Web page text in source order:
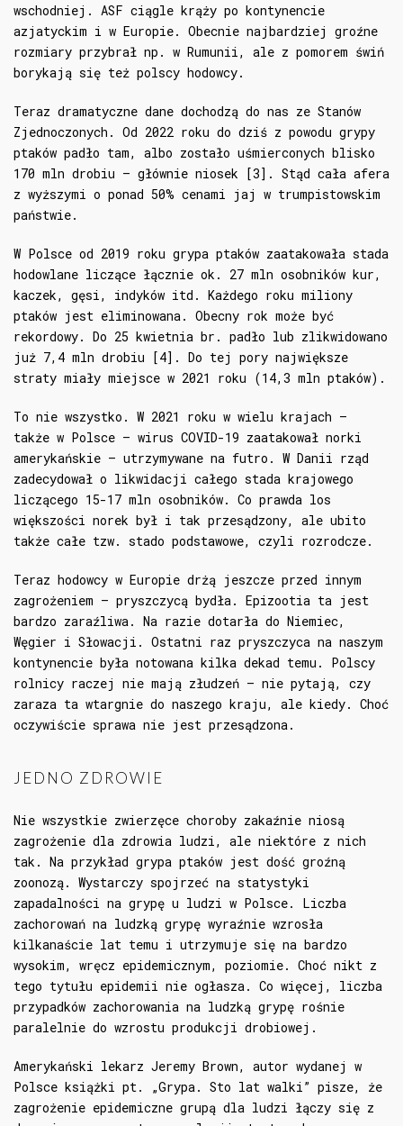
wschodniej. ASF ciągle krąży po kontynencie
azjatyckim i w Europie. Obecnie najbardziej groźne
rozmiary przybrał np. w Rumunii, ale z pomorem świń
borykają się też polscy hodowcy.
Teraz dramatyczne dane dochodzą do nas ze Stanów
Zjednoczonych. Od 2022 roku do dziś z powodu grypy
ptaków padło tam, albo zostało uśmierconych blisko
170 mln drobiu – głównie niosek [3]. Stąd cała afera
z wyższymi o ponad 50% cenami jaj w trumpistowskim
państwie.
W Polsce od 2019 roku grypa ptaków zaatakowała stada
hodowlane liczące łącznie ok. 27 mln osobników kur,
kaczek, gęsi, indyków itd. Każdego roku miliony
ptaków jest eliminowana. Obecny rok może być
rekordowy. Do 25 kwietnia br. padło lub zlikwidowano
już 7,4 mln drobiu [4]. Do tej pory największe
straty miały miejsce w 2021 roku (14,3 mln ptaków).
To nie wszystko. W 2021 roku w wielu krajach –
także w Polsce – wirus COVID-19 zaatakował norki
amerykańskie – utrzymywane na futro. W Danii rząd
zadecydował o likwidacji całego stada krajowego
liczącego 15-17 mln osobników. Co prawda los
większości norek był i tak przesądzony, ale ubito
także całe tzw. stado podstawowe, czyli rozrodcze.
Teraz hodowcy w Europie drżą jeszcze przed innym
zagrożeniem – pryszczycą bydła. Epizootia ta jest
bardzo zaraźliwa. Na razie dotarła do Niemiec,
Węgier i Słowacji. Ostatni raz pryszczyca na naszym
kontynencie była notowana kilka dekad temu. Polscy
rolnicy raczej nie mają złudzeń – nie pytają, czy
zaraza ta wtargnie do naszego kraju, ale kiedy. Choć
oczywiście sprawa nie jest przesądzona.
JEDNO ZDROWIE
Nie wszystkie zwierzęce choroby zakaźnie niosą
zagrożenie dla zdrowia ludzi, ale niektóre z nich
tak. Na przykład grypa ptaków jest dość groźną
zoonozą. Wystarczy spojrzeć na statystyki
zapadalności na grypę u ludzi w Polsce. Liczba
zachorowań na ludzką grypę wyraźnie wzrosła
kilkanaście lat temu i utrzymuje się na bardzo
wysokim, wręcz epidemicznym, poziomie. Choć nikt z
tego tytułu epidemii nie ogłasza. Co więcej, liczba
przypadków zachorowania na ludzką grypę rośnie
paralelnie do wzrostu produkcji drobiowej.
Amerykański lekarz Jeremy Brown, autor wydanej w
Polsce książki pt. „Grypa. Sto lat walki” pisze, że
zagrożenie epidemiczne grupą dla ludzi łączy się z